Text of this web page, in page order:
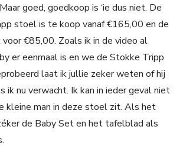
goed, goedkoop is ‘ie dus niet. De
stoel is te koop vanaf €165,00 en de
€85,00. Zoals ik in de video al
er eenmaal is en we de Stokke Tripp
laat ik jullie zeker weten of hij
ik nu verwacht. Ik kan in ieder geval niet
kleine man in deze stoel zit. Als het
de Baby Set en het tafelblad als